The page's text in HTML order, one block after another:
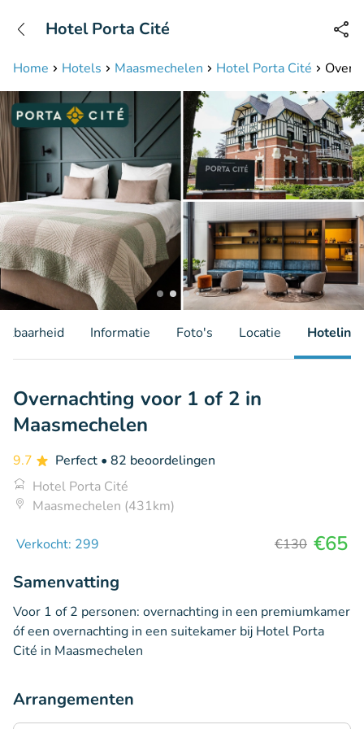
Bereikbaar tot 23:00 uur
Home Hotels Maasmechelen Hotel Porta Cité
Hotel Porta Cité
Informatie Foto's Locatie Hotelinfo
Overnachting voor 1 of 2 in
Maasmechelen
9.7 Perfect • 82 beoordelingen
Hotel Porta Cité
Maasmechelen (431km)
Verkocht: 299 €130 €65
Samenvatting
Voor 1 of 2 personen: overnachting in een premiumkamer
óf een overnachting in een suitekamer bij Hotel Porta
Cité in Maasmechelen
Arrangementen